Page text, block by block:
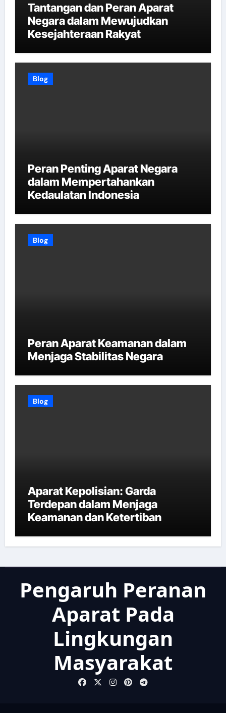
Tantangan dan Peran Aparat
Negara dalam Mewujudkan
Kesejahteraan Rakyat
Blog
Peran Penting Aparat Negara
dalam Mempertahankan
Kedaulatan Indonesia
Blog
Peran Aparat Keamanan dalam
Menjaga Stabilitas Negara
Blog
Aparat Kepolisian: Garda
Terdepan dalam Menjaga
Keamanan dan Ketertiban
Pengaruh Peranan
Aparat Pada
Lingkungan
Masyarakat